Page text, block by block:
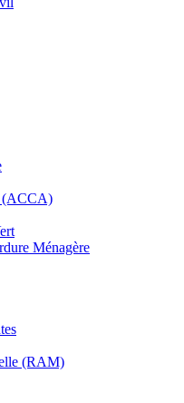
(ACCA)
Ménagère
(RAM)